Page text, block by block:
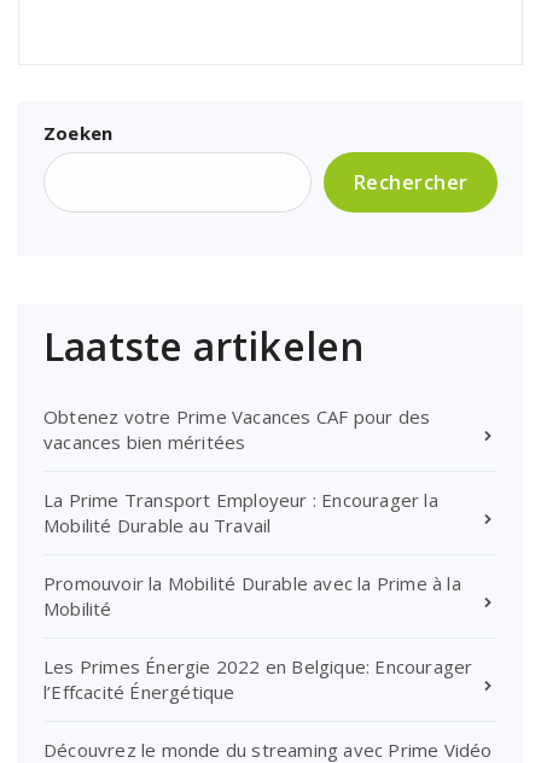
Zoeken
Rechercher
Laatste artikelen
Obtenez votre Prime Vacances CAF pour des
vacances bien méritées
La Prime Transport Employeur : Encourager la
Mobilité Durable au Travail
Promouvoir la Mobilité Durable avec la Prime à la
Mobilité
Les Primes Énergie 2022 en Belgique: Encourager
l’Effcacité Énergétique
Découvrez le monde du streaming avec Prime Vidéo